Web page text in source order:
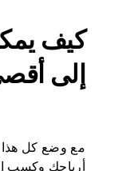
كيف
إلى
مع وضع كل هذا